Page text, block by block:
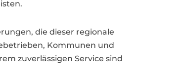
die dieser regionale
Kommunen und
zuverlässigen Service sind